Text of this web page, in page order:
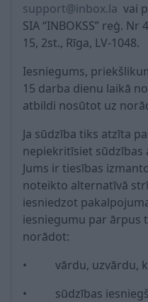
support@inbox.la vai
SIA “INBOKSS” reģ.
15, 2st., Rīga, LV-1048.
Iesniegums,
15 darba dienu laikā
atbildi nosūtot uz
Ja sūdzība tiks atzīta
nepiekritīsiet sūdzības
Jums ir tiesības
noteikto alternatīvā
iesniedzot
iesniegumu par ārpus
norādot:
• vārdu, uzvārdu,
• sūdzības